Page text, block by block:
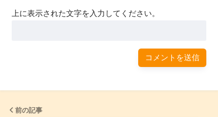
上に表示された文字を入力してください。
前の記事